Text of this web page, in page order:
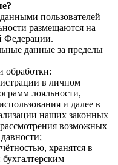
пользователей
размещаются на
Федерации.
данные за пределы
обработки:
в личном
лояльности,
и далее в
наших законных
возможных
хранятся в